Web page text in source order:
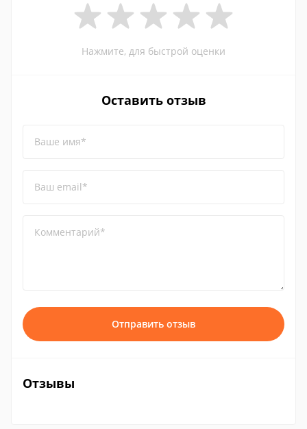
Нажмите, для быстрой оценки
Оставить отзыв
Ваше имя*
Ваш email*
Комментарий*
Отправить отзыв
Отзывы